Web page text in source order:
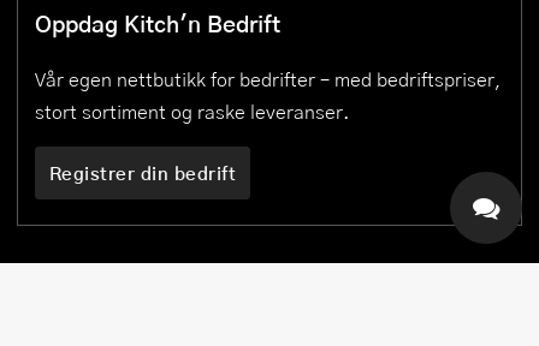
Oppdag Kitch'n Bedrift
Vår egen nettbutikk for bedrifter – med bedriftspriser,
stort sortiment og raske leveranser.
Registrer din bedrift